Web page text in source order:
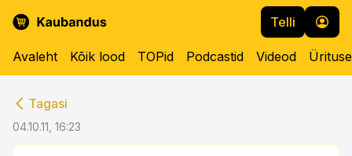
Telli
Avaleht Kõik lood TOPid Podcastid Videod
Tagasi
04.10.11, 16:23